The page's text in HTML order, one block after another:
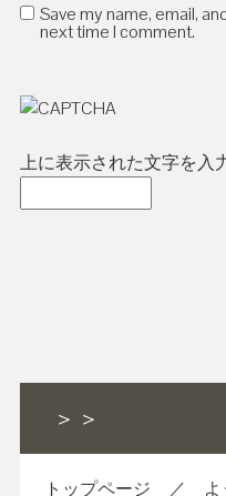
Save my name, email,
next time I comment.
上に表示された文字を入
＞＞
トップページ ／